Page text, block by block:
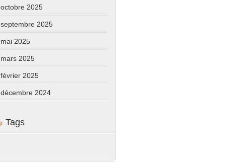
octobre 2025
septembre 2025
mai 2025
mars 2025
février 2025
décembre 2024
Tags